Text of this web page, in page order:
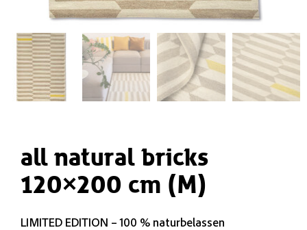
all natural bricks
120×200 cm (M)
LIMITED EDITION – 100 % naturbelassen